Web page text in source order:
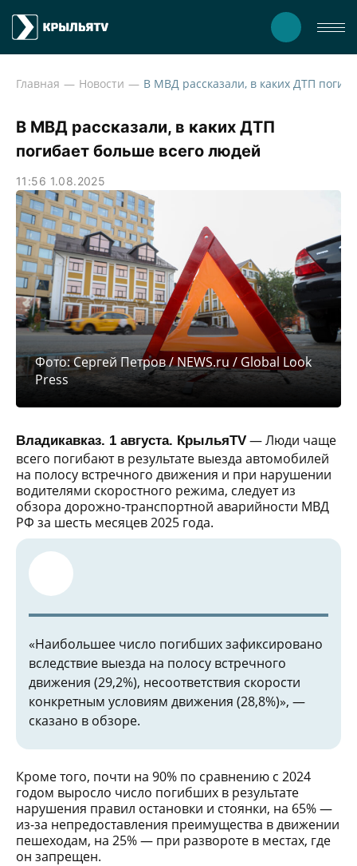
Главная Новости
В МВД рассказали, в каких ДТП
погибает больше всего людей
11:56 1.08.2025
Фото: Сергей Петров / NEWS.ru / Global Look
Press
Владикавказ. 1 августа. КрыльяTV — Люди чаще
всего погибают в результате выезда автомобилей
на полосу встречного движения и при нарушении
водителями скоростного режима, следует из
обзора дорожно-транспортной аварийности МВД
РФ за шесть месяцев 2025 года.
«Наибольшее число погибших зафиксировано
вследствие выезда на полосу встречного
движения (29,2%), несоответствия скорости
конкретным условиям движения (28,8%)», —
сказано в обзоре.
Кроме того, почти на 90% по сравнению с 2024
годом выросло число погибших в результате
нарушения правил остановки и стоянки, на 65% —
из-за непредоставления преимущества в движении
пешеходам, на 25% — при развороте в местах, где
он запрещен.